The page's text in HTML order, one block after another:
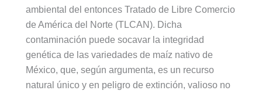
ambiental del entonces Tratado de Libre Comercio
de América del Norte (TLCAN). Dicha
contaminación puede socavar la integridad
genética de las variedades de maíz nativo de
México, que, según argumenta, es un recurso
natural único y en peligro de extinción, valioso no